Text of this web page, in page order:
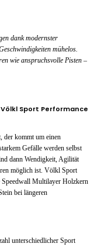
dank modernster
mühelos.
wie anspruchsvolle Pisten –
Sport Performance
der kommt um einen
Gefälle werden selbst
dann Wendigkeit, Agilität
möglich ist. Völkl Sport
Speedwall Multilayer Holzkern
bei längeren
unterschiedlicher Sport